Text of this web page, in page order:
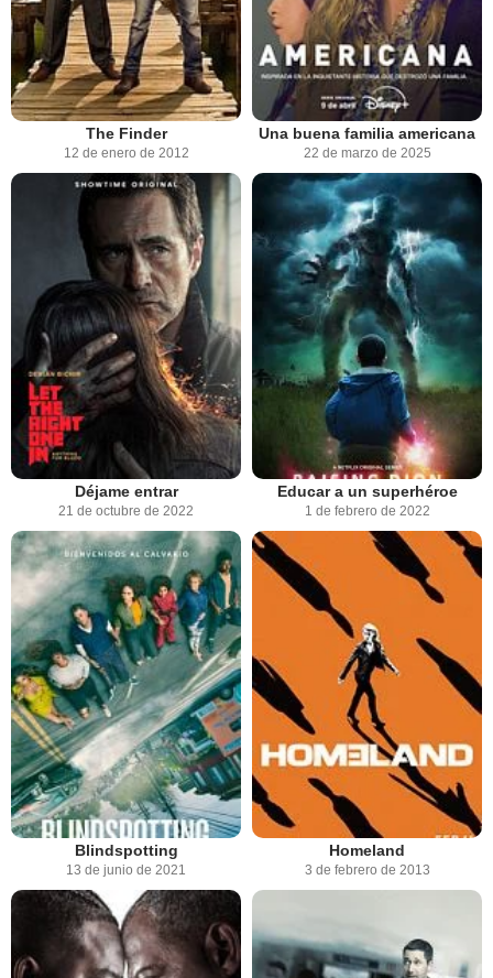
The Finder
12 de enero de 2012
Una buena familia americana
22 de marzo de 2025
Déjame entrar
21 de octubre de 2022
Educar a un superhéroe
1 de febrero de 2022
Blindspotting
13 de junio de 2021
Homeland
3 de febrero de 2013